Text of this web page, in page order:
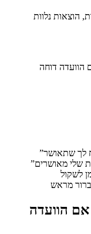
הוצאות נלוות
הוועדה דוחה
לך שתאושר”
שלי מאושרים”
לשקול
ברור מראש
הוועדה